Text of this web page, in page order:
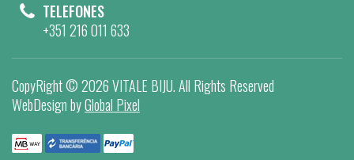
TELEFONES
+351 216 011 633
CopyRight ©2026 VITALE BIJU. All Rights Reserved
WebDesign byGlobal Pixel